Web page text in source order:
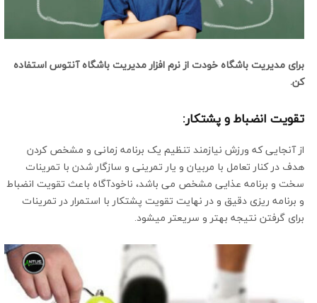
برای مدیریت باشگاه خودت ازنرم افزار مدیریت باشگاه آنتوساستفاده
کن.
تقویت انضباط و پشتکار:
از آنجایی که ورزش نیازمند تنظیم یک برنامه زمانی و مشخص کردن
هدف در کنار تعامل با مربیان و یار تمرینی و سازگار شدن با تمرینات
سخت و برنامه عذایی مشخص می باشد، ناخودآگاه باعث تقویت انضباط
و برنامه ریزی دقیق و در نهایت تقویت پشتکار با استمرار در تمرینات
برای گرفتن نتیجه بهتر و سریعتر میشود.